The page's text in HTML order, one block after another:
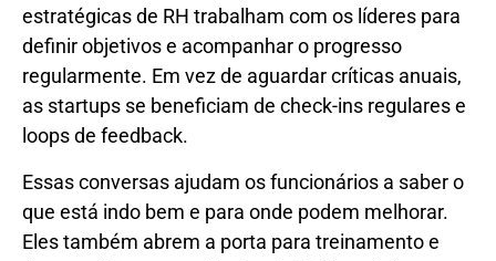
estratégicas de RH trabalham com os líderes para
definir objetivos e acompanhar o progresso
regularmente. Em vez de aguardar críticas anuais,
as startups se beneficiam de check-ins regulares e
loops de feedback.
Essas conversas ajudam os funcionários a saber o
que está indo bem e para onde podem melhorar.
Eles também abrem a porta para treinamento e